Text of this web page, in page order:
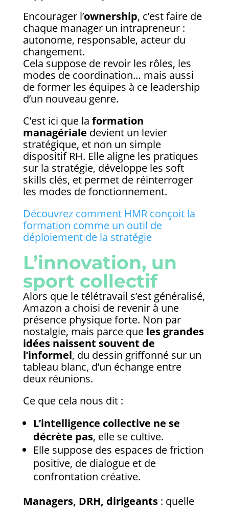
Encourager l’ownership, c’est faire de
chaque manager un intrapreneur :
autonome, responsable, acteur du
changement.
Cela suppose de revoir les rôles, les
modes de coordination… mais aussi
de former les équipes à ce leadership
d’un nouveau genre.
C’est ici que la formation
managériale devient un levier
stratégique, et non un simple
dispositif RH. Elle aligne les pratiques
sur la stratégie, développe les soft
skills clés, et permet de réinterroger
les modes de fonctionnement.
Découvrez comment HMR conçoit la
formation comme un outil de
déploiement de la stratégie
L’innovation, un
sport collectif
Alors que le télétravail s’est généralisé,
Amazon a choisi de revenir à une
présence physique forte. Non par
nostalgie, mais parce que les grandes
idées naissent souvent de
l’informel, du dessin griffonné sur un
tableau blanc, d’un échange entre
deux réunions.
Ce que cela nous dit :
L’intelligence collective ne se
décrète pas, elle se cultive.
Elle suppose des espaces de friction
positive, de dialogue et de
confrontation créative.
Managers, DRH, dirigeants: quelle